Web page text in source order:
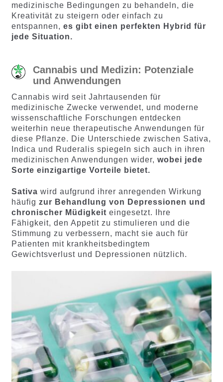
medizinische Bedingungen zu behandeln, die
Kreativität zu steigern oder einfach zu
entspannen, es gibt einen perfekten Hybrid für
jede Situation.
Cannabis und Medizin: Potenziale
und Anwendungen
Cannabis wird seit Jahrtausenden für
medizinische Zwecke verwendet, und moderne
wissenschaftliche Forschungen entdecken
weiterhin neue therapeutische Anwendungen für
diese Pflanze. Die Unterschiede zwischen Sativa,
Indica und Ruderalis spiegeln sich auch in ihren
medizinischen Anwendungen wider, wobei jede
Sorte einzigartige Vorteile bietet.
Sativa wird aufgrund ihrer anregenden Wirkung
häufig zur Behandlung von Depressionen und
chronischer Müdigkeit eingesetzt. Ihre
Fähigkeit, den Appetit zu stimulieren und die
Stimmung zu verbessern, macht sie auch für
Patienten mit krankheitsbedingtem
Gewichtsverlust und Depressionen nützlich.